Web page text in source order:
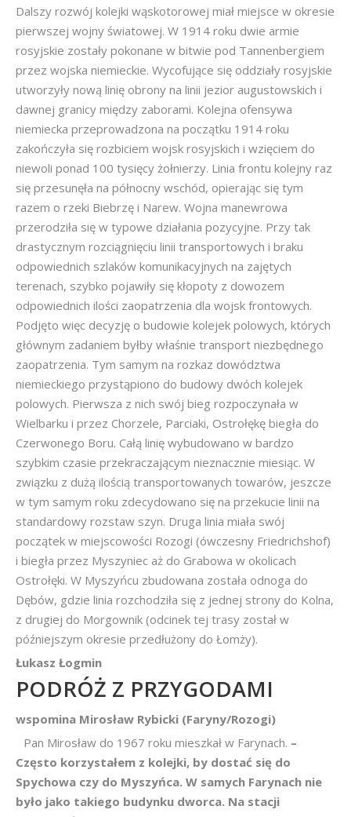
Dalszy rozwój kolejki wąskotorowej miał miejsce w okresie
pierwszej wojny światowej. W 1914 roku dwie armie
rosyjskie zostały pokonane w bitwie pod Tannenbergiem
przez wojska niemieckie. Wycofujące się oddziały rosyjskie
utworzyły nową linię obrony na linii jezior augustowskich i
dawnej granicy między zaborami. Kolejna ofensywa
niemiecka przeprowadzona na początku 1914 roku
zakończyła się rozbiciem wojsk rosyjskich i wzięciem do
niewoli ponad 100 tysięcy żołnierzy. Linia frontu kolejny raz
się przesunęła na północny wschód, opierając się tym
razem o rzeki Biebrzę i Narew. Wojna manewrowa
przerodziła się w typowe działania pozycyjne. Przy tak
drastycznym rozciągnięciu linii transportowych i braku
odpowiednich szlaków komunikacyjnych na zajętych
terenach, szybko pojawiły się kłopoty z dowozem
odpowiednich ilości zaopatrzenia dla wojsk frontowych.
Podjęto więc decyzję o budowie kolejek polowych, których
głównym zadaniem byłby właśnie transport niezbędnego
zaopatrzenia. Tym samym na rozkaz dowództwa
niemieckiego przystąpiono do budowy dwóch kolejek
polowych. Pierwsza z nich swój bieg rozpoczynała w
Wielbarku i przez Chorzele, Parciaki, Ostrołękę biegła do
Czerwonego Boru. Całą linię wybudowano w bardzo
szybkim czasie przekraczającym nieznacznie miesiąc. W
związku z dużą ilością transportowanych towarów, jeszcze
w tym samym roku zdecydowano się na przekucie linii na
standardowy rozstaw szyn. Druga linia miała swój
początek w miejscowości Rozogi (ówczesny Friedrichshof)
i biegła przez Myszyniec aż do Grabowa w okolicach
Ostrołęki. W Myszyńcu zbudowana została odnoga do
Dębów, gdzie linia rozchodziła się z jednej strony do Kolna,
z drugiej do Morgownik (odcinek tej trasy został w
późniejszym okresie przedłużony do Łomży).
Łukasz Łogmin
PODRÓŻ Z PRZYGODAMI
wspomina Mirosław Rybicki (Faryny/Rozogi)
Pan Mirosław do 1967 roku mieszkał w Farynach. –
Często korzystałem z kolejki, by dostać się do
Spychowa czy do Myszyńca. W samych Farynach nie
było jako takiego budynku dworca. Na stacji